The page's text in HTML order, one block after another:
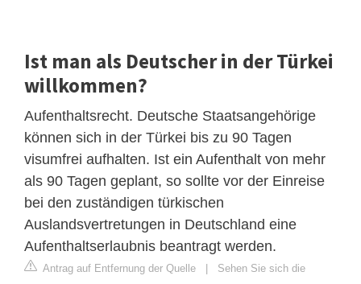
Ist man als Deutscher in der Türkei
willkommen?
Aufenthaltsrecht. Deutsche Staatsangehörige
können sich in der Türkei bis zu 90 Tagen
visumfrei aufhalten. Ist ein Aufenthalt von mehr
als 90 Tagen geplant, so sollte vor der Einreise
bei den zuständigen türkischen
Auslandsvertretungen in Deutschland eine
Aufenthaltserlaubnis beantragt werden.
Antrag auf Entfernung der Quelle | Sehen Sie sich die